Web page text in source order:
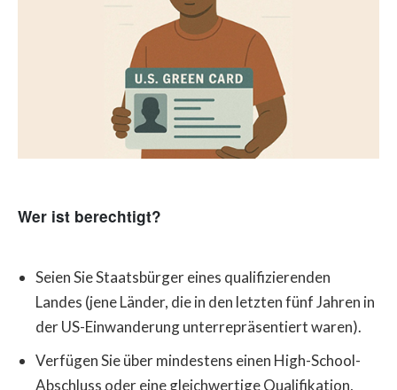
Wer ist berechtigt?
Seien Sie Staatsbürger eines qualifizierenden
Landes (jene Länder, die in den letzten fünf Jahren in
der US-Einwanderung unterrepräsentiert waren).
Verfügen Sie über mindestens einen High-School-
Abschluss oder eine gleichwertige Qualifikation,